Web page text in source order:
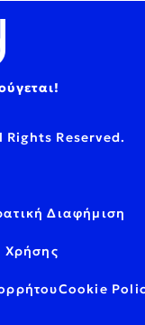
Reserved.
Διαφήμιση
Χρήσης
Cookie